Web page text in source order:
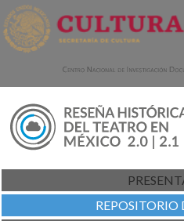
REPOSITORIO